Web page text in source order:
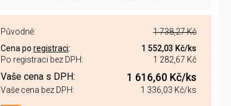
Původně:
1 738,27 Kč
Cena po registraci: 1 552,03 Kč/ks
Po registraci bez DPH:
1 282,67 Kč
Vaše cena s DPH: 1 616,60 Kč/ks
Vaše cena bez DPH: 1 336,03 Kč/ks